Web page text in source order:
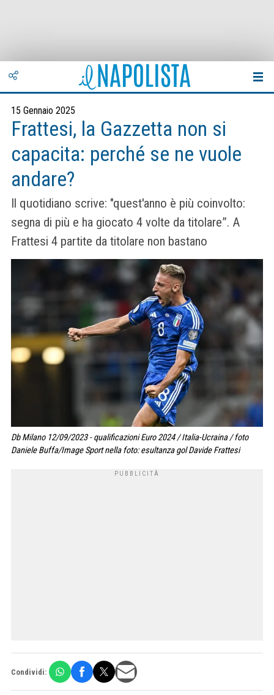
15 Gennaio 2025
Frattesi, la Gazzetta non si
capacita: perché se ne vuole
andare?
Il quotidiano scrive: "quest'anno è più coinvolto:
segna di più e ha giocato 4 volte da titolare”. A
Frattesi 4 partite da titolare non bastano
Db Milano 12/09/2023 - qualificazioni Euro 2024 / Italia-Ucraina / foto
Daniele Buffa/Image Sport nella foto: esultanza gol Davide Frattesi
Condividi: